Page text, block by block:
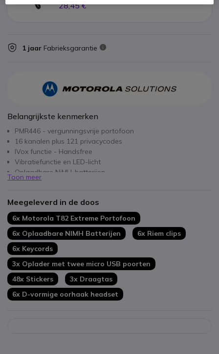
28,45 €
1 jaar Fabrieksgarantie
Belangrijkste kenmerken
PMR446 - vergunningsvrije portofoon
16 kanalen plus 121 privacycodes
IVox functie - Handsfree
Vibratiefunctie en LED-licht
Oplaadbare NiMH-batterijen
Waterbestendig IPX4
Slot lege batterij waarschuwing
Inclusief 6x D-vormige oorhaak headset
Toon meer
Meegeleverd in de doos
6x Motorola T82 Extreme Portofoon
6x Oplaadbare NIMH Batterijen
6x Riem clips
6x Keycords
3x Oplader met twee micro USB poorten
48x Stickers
3x Draagtas
6x D-vormige oorhaak headset